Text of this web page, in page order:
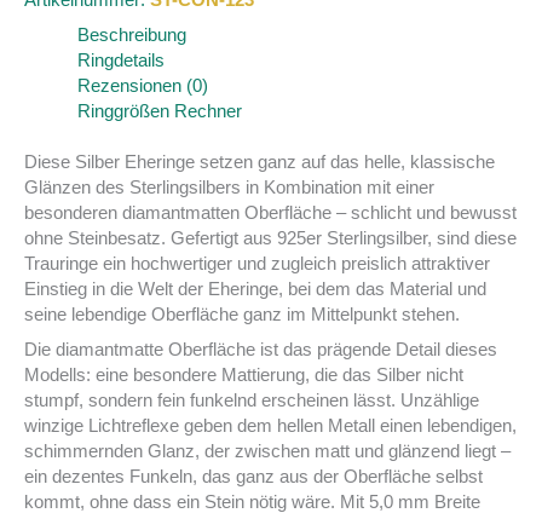
Beschreibung
Ringdetails
Rezensionen (0)
Ringgrößen Rechner
Diese Silber Eheringe setzen ganz auf das helle, klassische
Glänzen des Sterlingsilbers in Kombination mit einer
besonderen diamantmatten Oberfläche – schlicht und bewusst
ohne Steinbesatz. Gefertigt aus 925er Sterlingsilber, sind diese
Trauringe ein hochwertiger und zugleich preislich attraktiver
Einstieg in die Welt der Eheringe, bei dem das Material und
seine lebendige Oberfläche ganz im Mittelpunkt stehen.
Die diamantmatte Oberfläche ist das prägende Detail dieses
Modells: eine besondere Mattierung, die das Silber nicht
stumpf, sondern fein funkelnd erscheinen lässt. Unzählige
winzige Lichtreflexe geben dem hellen Metall einen lebendigen,
schimmernden Glanz, der zwischen matt und glänzend liegt –
ein dezentes Funkeln, das ganz aus der Oberfläche selbst
kommt, ohne dass ein Stein nötig wäre. Mit 5,0 mm Breite